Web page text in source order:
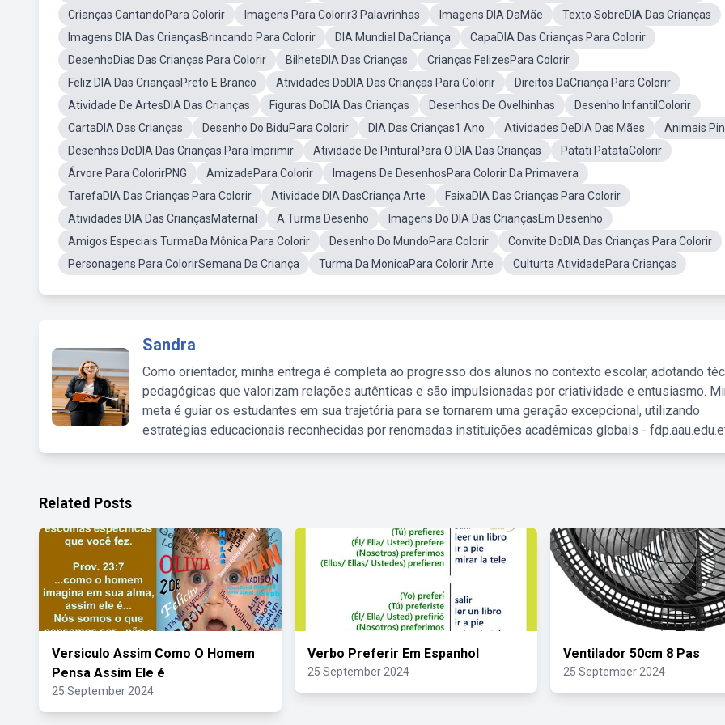
Crianças CantandoPara Colorir Imagens Para Colorir3 Palavrinhas Imagens DIA DaMãe
Texto SobreDIA Das Crianças
Imagens DIA Das CriançasBrincando Para Colorir
DIA Mundial DaCriança
CapaDIA Das Crianças Para Colorir
DesenhoDias Das Crianças Para Colorir
BilheteDIA Das Crianças
Crianças FelizesPara Colorir
Feliz DIA Das CriançasPreto E Branco
Atividades DoDIA Das Crianças Para Colorir
Direitos DaCriança Para Colorir
Atividade De ArtesDIA Das Crianças
Figuras DoDIA Das Crianças Desenhos De Ovelhinhas
Desenho InfantilColorir
CartaDIA Das Crianças
Desenho Do BiduPara Colorir DIA Das Crianças1 Ano Atividades DeDIA Das Mães
Animais
Desenhos DoDIA Das Crianças Para Imprimir
Atividade De PinturaPara O DIA Das Crianças
Patati PatataColorir
Árvore Para ColorirPNG
AmizadePara Colorir
Imagens De DesenhosPara Colorir Da Primavera
TarefaDIA Das Crianças Para Colorir
Atividade DIA DasCriança Arte
FaixaDIA Das Crianças Para Colorir
Atividades DIA Das CriançasMaternal
A Turma Desenho
Imagens Do DIA Das CriançasEm Desenho
Amigos Especiais TurmaDa Mônica Para Colorir
Desenho Do MundoPara Colorir
Convite DoDIA Das Crianças Para Colorir
Personagens Para ColorirSemana Da Criança
Turma Da MonicaPara Colorir Arte Culturta AtividadePara Crianças
Sandra
Como orientador, minha entrega é completa ao progresso dos alunos no contexto escolar, adotando
pedagógicas que valorizam relações autênticas e são impulsionadas por criatividade e entusiasmo.
meta é guiar os estudantes em sua trajetória para se tornarem uma geração excepcional, utilizando
estratégias educacionais reconhecidas por renomadas instituições acadêmicas globais -
Related Posts
Versiculo Assim Como O Homem
Pensa Assim Ele é
25 September 2024
Verbo Preferir Em Espanhol
25 September 2024
Ventilador 50cm 8 Pas
25 September 2024